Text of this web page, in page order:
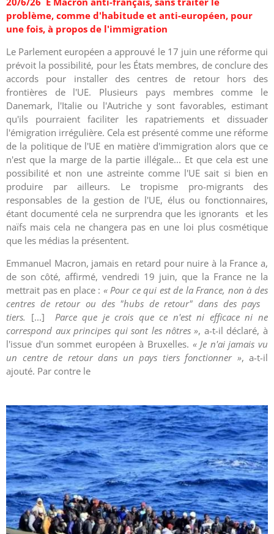
problème, comme d'habitude et anti-européen, pour
une fois, à propos de l'immigration
Le Parlement européen a approuvé le 17 juin une réforme qui
prévoit la possibilité, pour les États membres, de conclure des
accords pour installer des centres de retour hors des
frontières de l'UE. Plusieurs pays membres comme le
Danemark, l'Italie ou l'Autriche y sont favorables, estimant
qu'ils pourraient faciliter les rapatriements et dissuader
l'émigration irrégulière. Cela est présenté comme une réforme
de la politique de l'UE en matière d'immigration alors que ce
n'est que la marge de la partie illégale... Et que cela est une
possibilité et non une astreinte comme l'UE sait si bien en
produire par ailleurs. Le tropisme pro-migrants des
responsables de la gestion de l'UE, élus ou fonctionnaires,
étant documenté cela ne surprendra que les ignorants et les
naïfs mais cela ne changera pas en une loi plus cosmétique
que les médias la présentent.
Emmanuel Macron, jamais en retard pour nuire à la France a,
de son côté, affirmé, vendredi 19 juin, que la France ne la
mettrait pas en place : « Pour ce qui est de la France, non à des
centres de retour ou des "hubs de retour" dans des pays
tiers. [...] Parce que je crois que ce n'est ni efficace ni ne
correspond aux principes qui sont les nôtres », a-t-il déclaré, à
l'issue d'un sommet européen à Bruxelles. « Je n'ai jamais vu
un centre de retour dans un pays tiers fonctionner », a-t-il
ajouté. Par contre le